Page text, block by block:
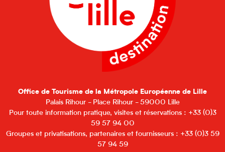
Office de Tourisme de la Métropole Européenne de Lille
Palais Rihour - Place Rihour - 59000 Lille
Pour toute information pratique, visites et réservations : +33 (0)3
59 57 94 00
Groupes et privatisations, partenaires et fournisseurs : +33 (0)3 59
57 94 59